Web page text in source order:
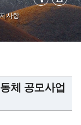
사항
체 공모사업